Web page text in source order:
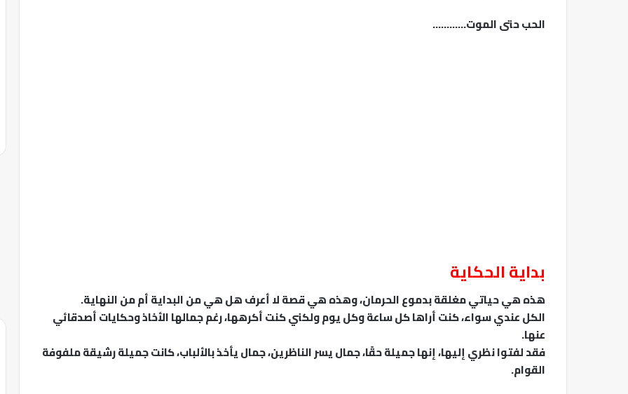
الحب حتى الموت…………
بداية الحكاية
هذه هي حياتي مغلقة بدموع الحرمان، وهذه هي قصة لا أعرف هل هي من البداية أم من النهاية.
الكل عندي سواء، كنت أراها كل ساعة وكل يوم ولكني كنت أكرهها، رغم جمالها الأخاذ وحكايات أصدقائي
عنها.
فقد لفتوا نظري إليها، إنها جميلة حقًا، جمال يسر الناظرين، جمال يأخذ بالألباب، كانت جميلة رشيقة ملفوفة
القوام.